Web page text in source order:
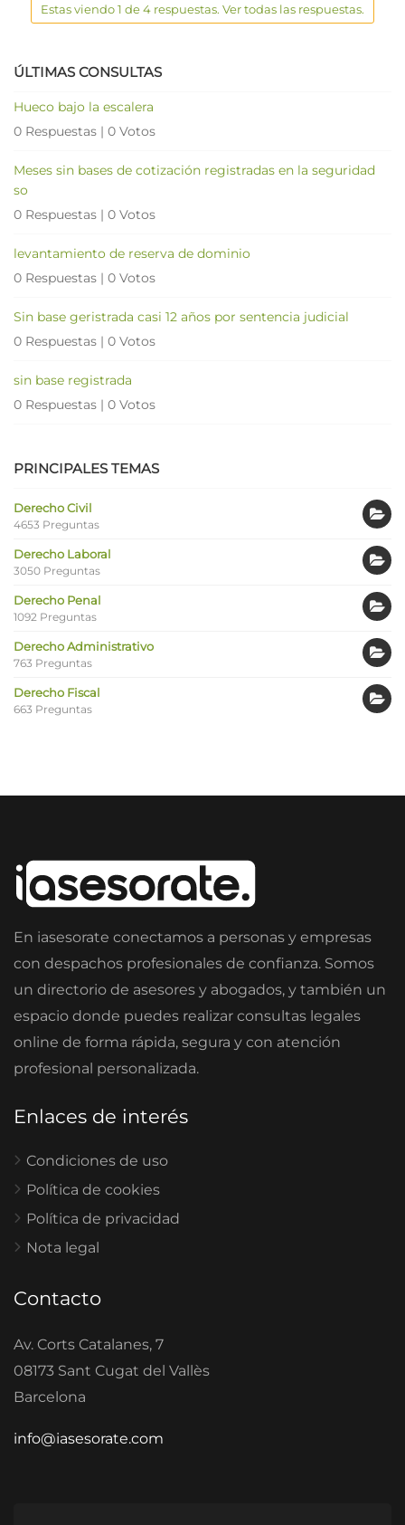
Estas viendo 1 de 4 respuestas. Ver todas las respuestas.
ÚLTIMAS CONSULTAS
Hueco bajo la escalera
0 Respuestas | 0 Votos
Meses sin bases de cotización registradas en la seguridad
so
0 Respuestas | 0 Votos
levantamiento de reserva de dominio
0 Respuestas | 0 Votos
Sin base geristrada casi 12 años por sentencia judicial
0 Respuestas | 0 Votos
sin base registrada
0 Respuestas | 0 Votos
PRINCIPALES TEMAS
Derecho Civil
4653 Preguntas
Derecho Laboral
3050 Preguntas
Derecho Penal
1092 Preguntas
Derecho Administrativo
763 Preguntas
Derecho Fiscal
663 Preguntas
En iasesorate conectamos a personas y empresas
con despachos profesionales de confianza. Somos
un directorio de asesores y abogados, y también un
espacio donde puedes realizar consultas legales
online de forma rápida, segura y con atención
profesional personalizada.
Enlaces de interés
Condiciones de uso
Política de cookies
Política de privacidad
Nota legal
Contacto
Av. Corts Catalanes, 7
08173 Sant Cugat del Vallès
Barcelona
info@iasesorate.com